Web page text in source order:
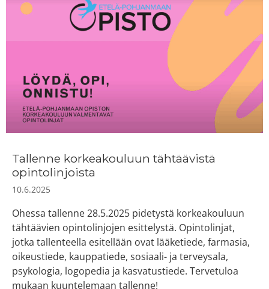
Tallenne korkeakouluun tähtäävistä
opintolinjoista
10.6.2025
Ohessa tallenne 28.5.2025 pidetystä korkeakouluun
tähtäävien opintolinjojen esittelystä. Opintolinjat,
jotka tallenteella esitellään ovat lääketiede, farmasia,
oikeustiede, kauppatiede, sosiaali- ja terveysala,
psykologia, logopedia ja kasvatustiede. Tervetuloa
mukaan kuuntelemaan tallenne!